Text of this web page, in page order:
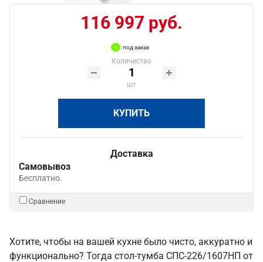
116 997 руб.
под заказ
Количество
шт
КУПИТЬ
Доставка
Самовывоз
Бесплатно.
Сравнение
Хотите, чтобы на вашей кухне было чисто, аккуратно и
функционально? Тогда стол-тумба СПС-226/1607НП от